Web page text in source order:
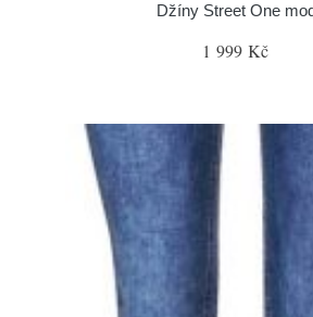
Džíny Street One
1 999 Kč